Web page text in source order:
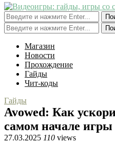
Магазин
Новости
Прохождение
Гайды
Чит-коды
Гайды
Avowed: Как
самом начале игры
27.03.2025 110 views